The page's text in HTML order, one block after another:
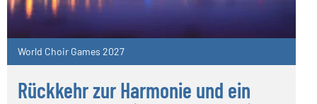
World Choir Games 2027
Rückkehr zur Harmonie und ein